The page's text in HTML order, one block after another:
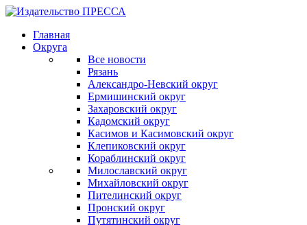
Главная
Округа
Все новости
Рязань
Александро-Невский округ
Ермишинский округ
Захаровский округ
Кадомский округ
Касимов и Касимовский округ
Клепиковский округ
Кораблинский округ
Милославский округ
Михайловский округ
Пителинский округ
Пронский округ
Путятинский округ